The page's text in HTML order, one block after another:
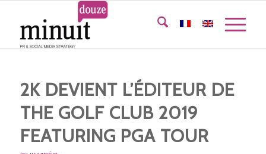
2K DEVIENT L’ÉDITEUR DE
THE GOLF CLUB 2019
FEATURING PGA TOUR